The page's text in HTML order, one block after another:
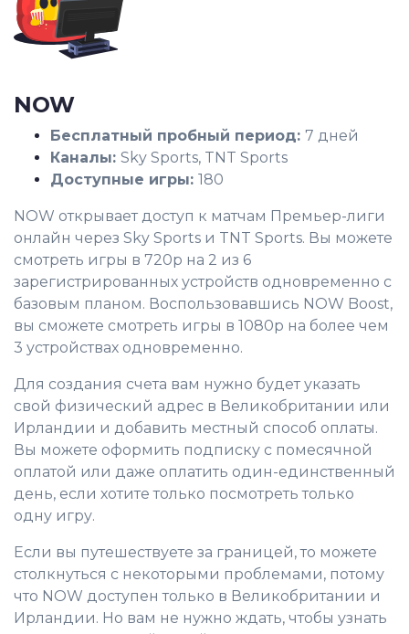
NOW
Бесплатный пробный период: 7 дней
Каналы: Sky Sports, TNT Sports
Доступные игры: 180
NOW открывает доступ к матчам Премьер-лиги
онлайн через Sky Sports и TNT Sports. Вы можете
смотреть игры в 720p на 2 из 6
зарегистрированных устройств одновременно с
базовым планом. Воспользовавшись NOW Boost,
вы сможете смотреть игры в 1080p на более чем
3 устройствах одновременно.
Для создания счета вам нужно будет указать
свой физический адрес в Великобритании или
Ирландии и добавить местный способ оплаты.
Вы можете оформить подписку с помесячной
оплатой или даже оплатить один-единственный
день, если хотите только посмотреть только
одну игру.
Если вы путешествуете за границей, то можете
столкнуться с некоторыми проблемами, потому
что NOW доступен только в Великобритании и
Ирландии. Но вам не нужно ждать, чтобы узнать